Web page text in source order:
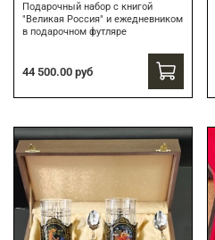
Подарочный набор с книгой
"Великая Россия" и ежедневником
в подарочном футляре
44 500.00 руб